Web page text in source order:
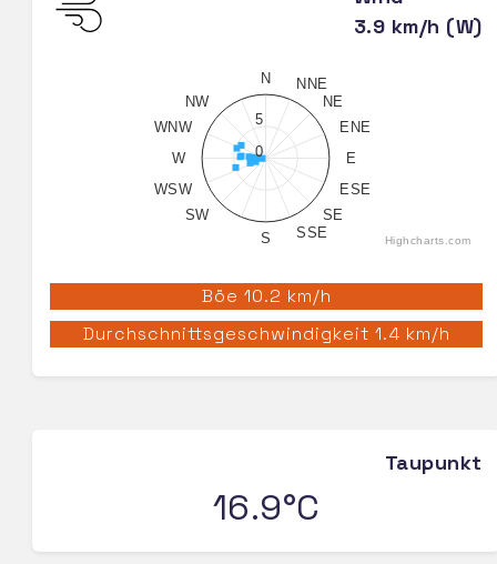
3.9 km/h (W)
N
NNE
NE
ENE
E
ESE
SE
SSE
S
SW
WSW
W
WNW
NW
0
5
Highcharts.com
Böe 10.2 km/h
Durchschnittsgeschwindigkeit 1.4 km/h
Taupunkt
16.9°C